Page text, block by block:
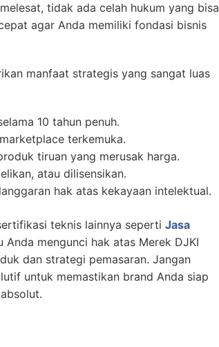
tidak ada celah hukum yang bisa
agar Anda memiliki fondasi bisnis
manfaat strategis yang sangat luas
10 tahun penuh.
terkemuka.
tiruan yang merusak harga.
atau dilisensikan.
hak atas kekayaan intelektual.
teknis lainnya seperti Jasa
Anda mengunci hak atas Merek DJKI
dan strategi pemasaran. Jangan
untuk memastikan brand Anda siap